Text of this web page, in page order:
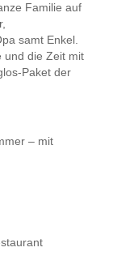
Familie auf
samt Enkel.
und die Zeit mit
Paket der
– mit